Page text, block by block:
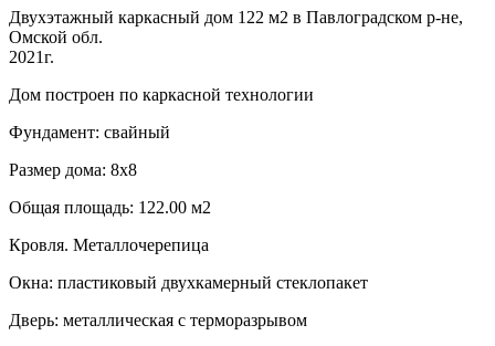
Двухэтажный каркасный дом 122 м2 в Павлоградском р-не,
Омской обл.
2021г.
Дом построен по каркасной технологии
Фундамент: свайный
Размер дома: 8х8
Общая площадь: 122.00 м2
Кровля. Металлочерепица
Окна: пластиковый двухкамерный стеклопакет
Дверь: металлическая с терморазрывом